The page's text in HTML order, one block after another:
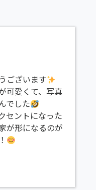
ございます
可愛くて、写真
でした
セントになった
が形になるのが